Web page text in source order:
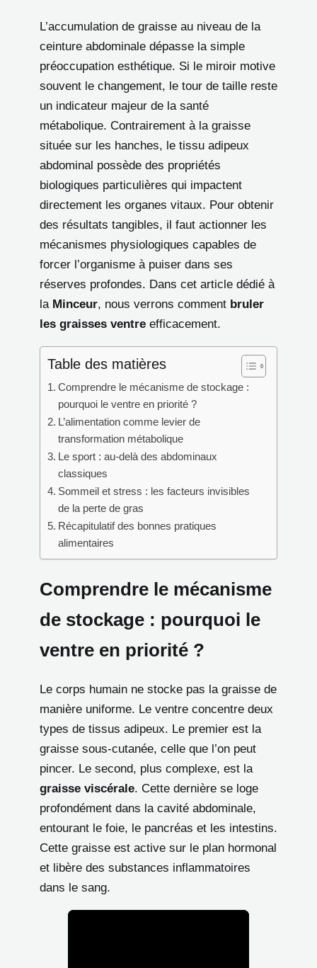
L’accumulation de graisse au niveau de la
ceinture abdominale dépasse la simple
préoccupation esthétique. Si le miroir motive
souvent le changement, le tour de taille reste
un indicateur majeur de la santé
métabolique. Contrairement à la graisse
située sur les hanches, le tissu adipeux
abdominal possède des propriétés
biologiques particulières qui impactent
directement les organes vitaux. Pour obtenir
des résultats tangibles, il faut actionner les
mécanismes physiologiques capables de
forcer l’organisme à puiser dans ses
réserves profondes. Dans cet article dédié à
la Minceur, nous verrons comment bruler
les graisses ventre efficacement.
Table des matières
Comprendre le mécanisme de stockage :
pourquoi le ventre en priorité ?
L’alimentation comme levier de
transformation métabolique
Le sport : au-delà des abdominaux
classiques
Sommeil et stress : les facteurs invisibles
de la perte de gras
Récapitulatif des bonnes pratiques
alimentaires
Comprendre le mécanisme
de stockage : pourquoi le
ventre en priorité ?
Le corps humain ne stocke pas la graisse de
manière uniforme. Le ventre concentre deux
types de tissus adipeux. Le premier est la
graisse sous-cutanée, celle que l’on peut
pincer. Le second, plus complexe, est la
graisse viscérale. Cette dernière se loge
profondément dans la cavité abdominale,
entourant le foie, le pancréas et les intestins.
Cette graisse est active sur le plan hormonal
et libère des substances inflammatoires
dans le sang.